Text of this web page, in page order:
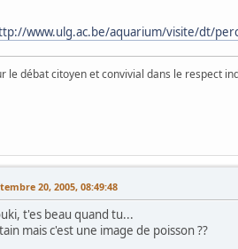
www.ulg.ac.be/aquarium/visite/dt/
le débat citoyen et convivial dans le respect
20, 2005, 08:49:48
t'es beau quand tu...
mais c'est une image de poisson ??